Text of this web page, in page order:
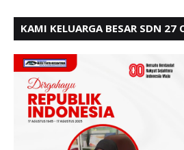
KAMI KELUARGA BESAR SDN 27